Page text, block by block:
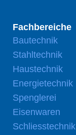
Fachbereiche
Bautechnik
Stahltechnik
Haustechnik
Energietechnik
Spenglerei
Eisenwaren
Schliesstechnik